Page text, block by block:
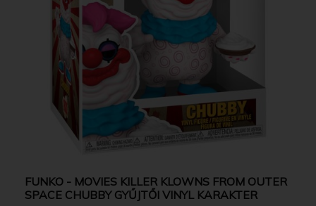
FUNKO - MOVIES KILLER KLOWNS FROM OUTER
SPACE CHUBBY GYŰJTŐI VINYL KARAKTER